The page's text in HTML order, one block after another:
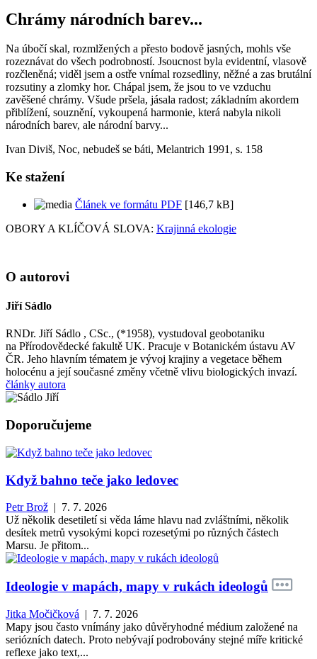
Chrámy národních barev...
Na úbočí skal, rozmlžených a přesto bodově jasných, mohls vše
rozeznávat do všech podrobností. Jsoucnost byla evidentní, vlasově
rozčleněná; viděl jsem a ostře vnímal rozsedliny, něžné a zas brutální
rozsutiny a zlomky hor. Chápal jsem, že jsou to ve vzduchu
zavěšené chrámy. Všude pršela, jásala radost; základním akordem
přiblížení, souznění, vykoupená harmonie, která nabyla nikoli
národních barev, ale národní barvy...
Ivan Diviš, Noc, nebudeš se báti, Melantrich 1991, s. 158
Ke stažení
Článek ve formátu PDF [146,7 kB]
OBORY A KLÍČOVÁ SLOVA: Krajinná ekologie
O autorovi
Jiří Sádlo
RNDr. Jiří Sádlo , CSc., (*1958), vystudoval geobotaniku
na Přírodovědecké fakultě UK. Pracuje v Botanickém ústavu AV
ČR. Jeho hlavním tématem je vývoj krajiny a vegetace během
holocénu a její současné změny včetně vlivu biologických invazí.
články autora
Doporučujeme
Když bahno teče jako ledovec
Petr Brož | 7. 7. 2026
Už několik desetiletí si věda láme hlavu nad zvláštními, několik
desítek metrů vysokými kopci rozesetými po různých částech
Marsu. Je přitom...
Ideologie v mapách, mapy v rukách ideologů
Jitka Močičková | 7. 7. 2026
Mapy jsou často vnímány jako důvěryhodné médium založené na
seriózních datech. Proto nebývají podrobovány stejné míře kritické
reflexe jako text,...